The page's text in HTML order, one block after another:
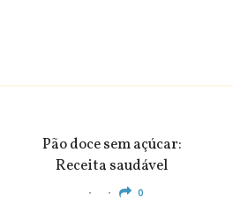
Pão doce sem açúcar:
Receita saudável
0